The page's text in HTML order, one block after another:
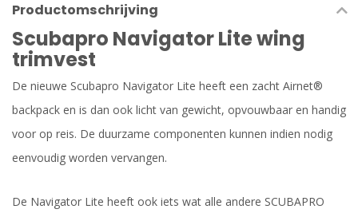
Productomschrijving
Scubapro Navigator Lite wing
trimvest
De nieuwe Scubapro Navigator Lite heeft een zacht Airnet®
backpack en is dan ook licht van gewicht, opvouwbaar en handig
voor op reis. De duurzame componenten kunnen indien nodig
eenvoudig worden vervangen.
De Navigator Lite heeft ook iets wat alle andere SCUBAPRO